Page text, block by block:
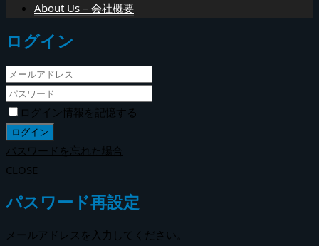
About Us – 会社概要
ログイン
ログイン情報を記憶する
パスワードを忘れた場合
CLOSE
パスワード再設定
メールアドレスを入力してください。